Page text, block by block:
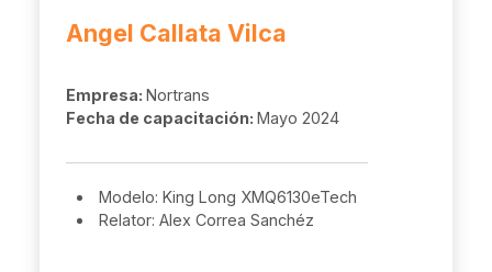
Angel Callata Vilca
Empresa: Nortrans
Fecha de capacitación: Mayo 2024
Modelo: King Long XMQ6130eTech
Relator: Alex Correa Sanchéz